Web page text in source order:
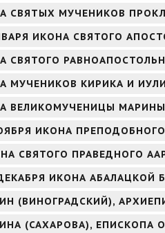
СВЯТЫХ МУЧЕНИКОВ
ИКОНА СВЯТОГО
СВЯТОГО
МУЧЕНИКОВ КИРИКА И
ВЕЛИКОМУЧЕНИЦЫ
ИКОНА
СВЯТОГО ПРАВЕДНОГО
ДЕКАБРЯ ИКОНА
(ВИНОГРАДСКИЙ),
(САХАРОВА), ЕПИСКОПА